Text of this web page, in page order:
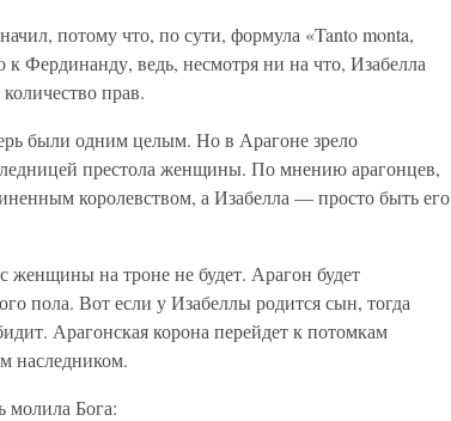
потому что, по сути, формула «Tanto monta,
к Фердинанду, ведь, несмотря ни на что, Изабелла
прав.
были одним целым. Но в Арагоне зрело
престола женщины. По мнению арагонцев,
королевством, а Изабелла — просто быть его
на троне не будет. Арагон будет
пола. Вот если у Изабеллы родится сын, тогда
Арагонская корона перейдет к потомкам
наследником.
молила Бога: